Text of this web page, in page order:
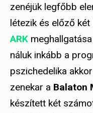
zenéjük legfőbb
létezik és előző két
ARK
náluk inkább a
pszichedelika
zenekar a Balaton
készített két